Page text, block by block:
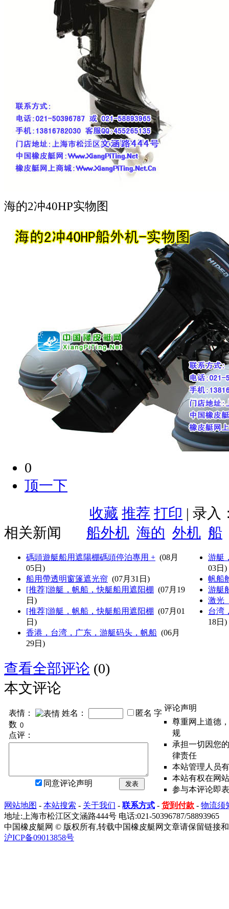
海的2冲40HP实物图
0
顶一下
收藏 推荐 打印 | 录入
相关新闻
船外机 海的 外机 船
碼頭遊艇船用遮陽棚碼頭停泊專用 + (08月
05日)
船用帶透明窗篷遮光帘 (07月31日)
[推荐]游艇，帆船，快艇船用遮阳棚 (07月19
日)
[推荐]游艇，帆船，快艇船用遮阳棚 (07月01
日)
香港，台湾，广东，游艇码头，帆船 (06月
29日)
游艇
03日)
帆船
游艇
激光
台湾
18日)
查看全部评论 (0)
本文评论
表情： 姓名： 匿名 字
数
点评：
同意评论声明 发表
评论声明
尊重网上道德
规
承担一切因您
律责任
本站管理人员
本站有权在网
参与本评论即
网站地图 - 本站搜索 - 关于我们 - 联系方式 - 货到付款 - 物流须
地址:上海市松江区文涵路444号 电话:021-50396787/58893965
中国橡皮艇网 © 版权所有,转载中国橡皮艇网文章请保留链接
沪ICP备09013858号